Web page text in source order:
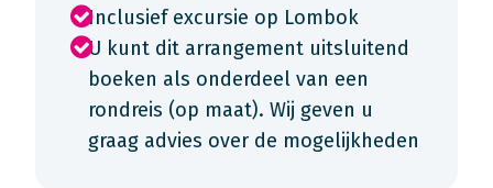
Inclusief excursie op Lombok
U kunt dit arrangement uitsluitend
boeken als onderdeel van een
rondreis (op maat). Wij geven u
graag advies over de mogelijkheden